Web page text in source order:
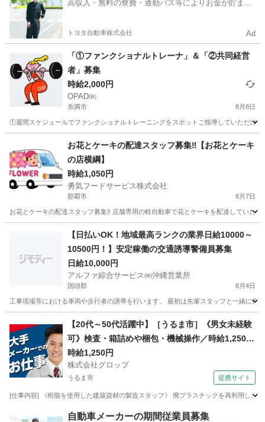
高収入・無料の寮費・通勤バス等によりお金が貯まり
トヨタ自動車株式会社 Ad
「①ファンクショナルトレーナ」＆「②共同経営
者」募集
時給2,000円
OPAD㈱
糸満市 8月8日
①週間スケジュールでファンクショナルトレーニングをスポットご指導していただけ
その他 シルバー
お花とケーキの配達スタッフ募集‼️【お花とケーキ
の店横綱】
時給1,050円
勇気フードサービス株式会社
那覇市 8月7日
お花とケーキの配達スタッフ募集‼️ 店舗専用の軽自動車で花とケーキを配達していた
その他 お花
【日払いOK！地域最高ランクの業界日給10000～
10500円！】安定稼働の交通誘導警備員募集
日給10,000円
アルファ綜合サービス㈱沖縄営業所
国頭郡 8月4日
工事現場等における車両や歩行者の誘導を行います。 最初は先輩スタッフと一緒に
その他 スタッフ
【20代～50代活躍中】［うるま市］《男女未経験
可》検査・箱詰めや梱包・機械操作／時給1,250円
／土日祝休み／残業少なめ／希望者は正社員登用
有
時給1,250円
株式会社グロップ
うるま市 提携サイト
[仕事内容] 《樹脂を使用した建築資材の製造スタッフ》 廃プラスチックを再利用し、
仕分け
自動車メーカーの期間従業員募集